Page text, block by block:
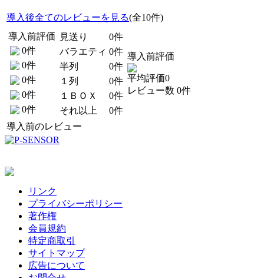
導入後全てのレビューを見る(全10件)
導入前評価
0件
0件
0件
0件
0件
見送り
0件
バラエティ 0件
半列
0件
１列
0件
１ＢＯＸ
0件
それ以上
0件
導入前評価
平均評価0
レビュー数 0件
導入前のレビュー
リンク
プライバシーポリシー
著作権
会員規約
特定商取引
サイトマップ
広告について